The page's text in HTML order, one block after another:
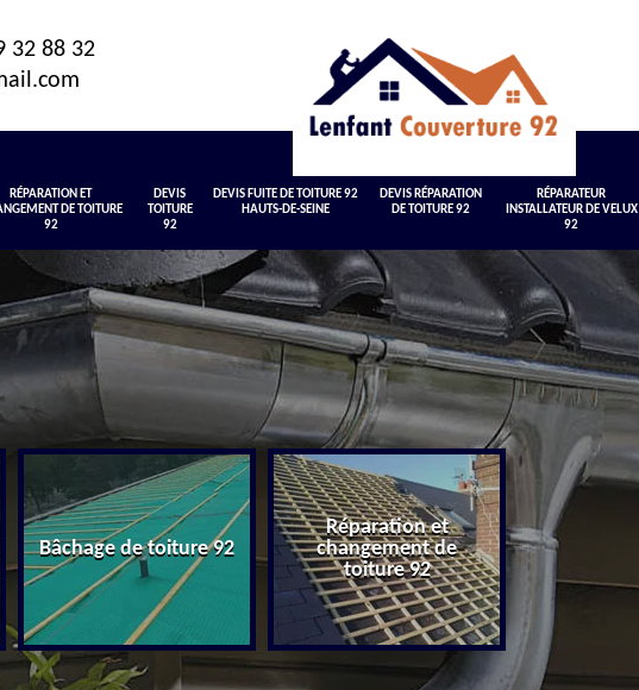
32 88 32
RÉPARATION ET
DE TOITURE
92
DEVIS
TOITURE
92
DEVIS FUITE DE TOITURE 92
HAUTS-DE-SEINE
DEVIS RÉPARATION
DE TOITURE 92
RÉPARATEUR
INSTALLATEUR DE VELUX
92
Bâchage de toiture 92
Réparation et
changement de
toiture 92